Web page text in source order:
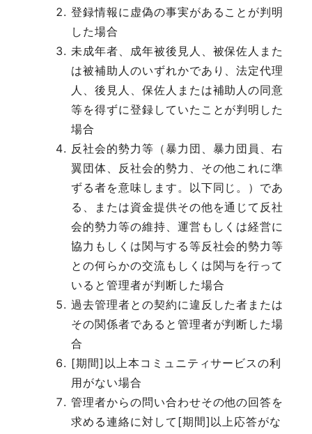
登録情報に虚偽の事実があることが判明
した場合
未成年者、成年被後見人、被保佐人また
は被補助人のいずれかであり、法定代理
人、後見人、保佐人または補助人の同意
等を得ずに登録していたことが判明した
場合
反社会的勢力等（暴力団、暴力団員、右
翼団体、反社会的勢力、その他これに準
ずる者を意味します。以下同じ。）であ
る、または資金提供その他を通じて反社
会的勢力等の維持、運営もしくは経営に
協力もしくは関与する等反社会的勢力等
との何らかの交流もしくは関与を行って
いると管理者が判断した場合
過去管理者との契約に違反した者または
その関係者であると管理者が判断した場
合
[期間]以上本コミュニティサービスの利
用がない場合
管理者からの問い合わせその他の回答を
求める連絡に対して[期間]以上応答がな